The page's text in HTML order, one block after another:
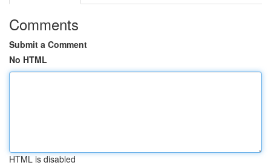
Comments
Submit a Comment
No HTML
HTML is disabled